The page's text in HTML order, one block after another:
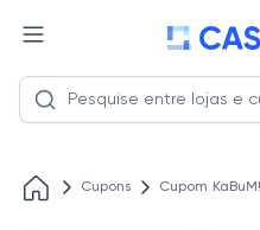
Cupons Cupom